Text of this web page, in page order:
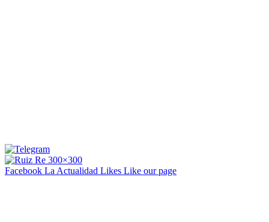
Facebook La Actualidad Likes Like our page